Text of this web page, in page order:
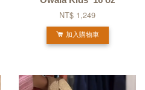
NT$ 1,249
加入購物車